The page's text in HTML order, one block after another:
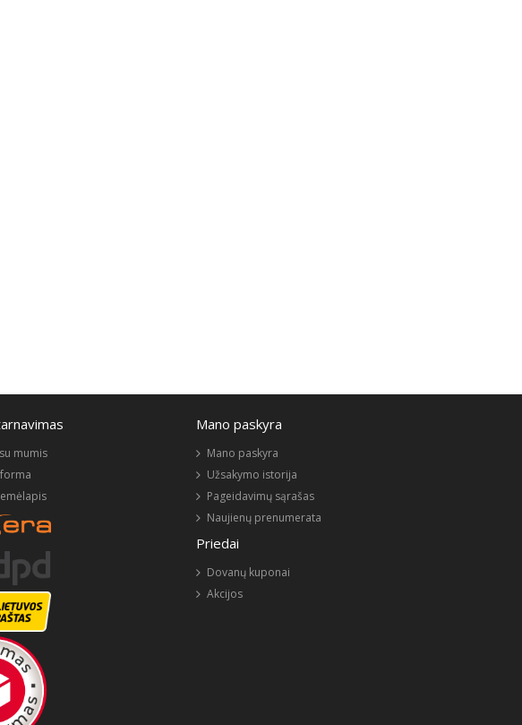
mumis
Mano paskyra
Mano paskyra
Užsakymo istorija
Pageidavimų sąrašas
Naujienų prenumerata
Priedai
Dovanų kuponai
Akcijos